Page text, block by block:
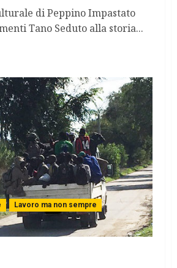
di Peppino Impastato
Tano Seduto alla storia...
Lavoro ma non sempre